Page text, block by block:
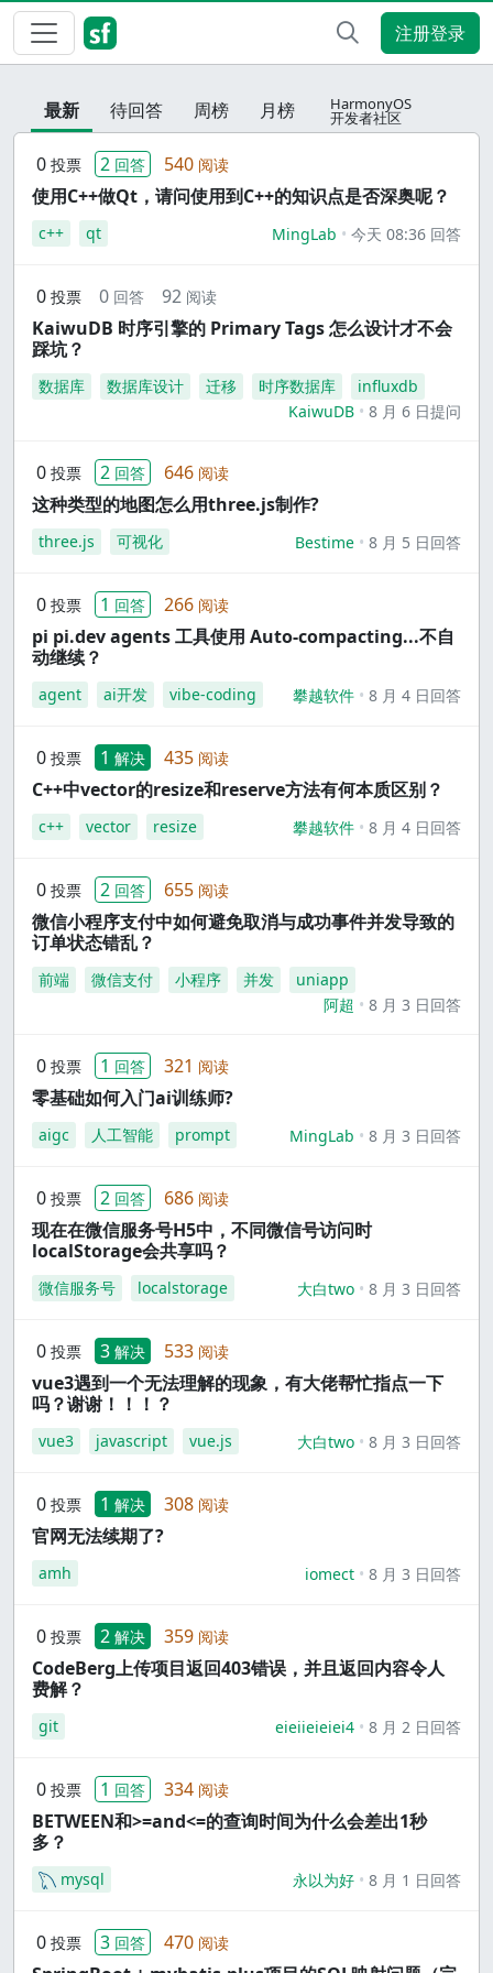
注册登录
最新 待回答 周榜 月榜 HarmonyOS
开发者社区
0 投票 2 回答 540 阅读
使用C++做Qt，请问使用到C++的知识点是否深奥呢？
c++ qt MingLab 今天 08:36 回答
0 投票 0 回答 92 阅读
KaiwuDB 时序引擎的 Primary Tags 怎么设计才不会
踩坑？
数据库 数据库设计 迁移 时序数据库
influxdb
KaiwuDB
8 月 6 日提问
0 投票 2 回答 646 阅读
这种类型的地图怎么用three.js制作?
three.js 可视化 Bestime 8 月 5 日回答
0 投票 1 回答 266 阅读
pi pi.dev agents 工具使用 Auto-compacting...不自
动继续？
agent ai开发 vibe-coding 攀越软件 8 月 4 日回答
0 投票 1 解决 435 阅读
C++中vector的resize和reserve方法有何本质区别？
c++ vector resize 攀越软件 8 月 4 日回答
0 投票 2 回答 655 阅读
微信小程序支付中如何避免取消与成功事件并发导致的
订单状态错乱？
前端 微信支付 小程序 并发
uniapp
阿超
8 月 3 日回答
0 投票 1 回答 321 阅读
零基础如何入门ai训练师?
aigc 人工智能 prompt MingLab 8 月 3 日回答
0 投票 2 回答 686 阅读
现在在微信服务号H5中，不同微信号访问时
localStorage会共享吗？
微信服务号 localstorage 大白two 8 月 3 日回答
0 投票 3 解决 533 阅读
vue3遇到一个无法理解的现象，有大佬帮忙指点一下
吗？谢谢！！！？
vue3 javascript vue.js 大白two 8 月 3 日回答
0 投票 1 解决 308 阅读
官网无法续期了?
amh iomect 8 月 3 日回答
0 投票 2 解决 359 阅读
CodeBerg上传项目返回403错误，并且返回内容令人
费解？
git eieiieieiei4 8 月 2 日回答
0 投票 1 回答 334 阅读
BETWEEN和>=and<=的查询时间为什么会差出1秒
多？
mysql 永以为好 8 月 1 日回答
0 投票 3 回答 470 阅读